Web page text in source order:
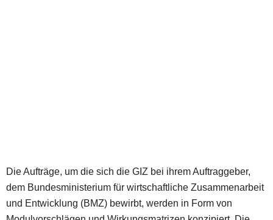
Die Aufträge, um die sich die GIZ bei ihrem Auftraggeber,
dem Bundesministerium für wirtschaftliche Zusammenarbeit
und Entwicklung (BMZ) bewirbt, werden in Form von